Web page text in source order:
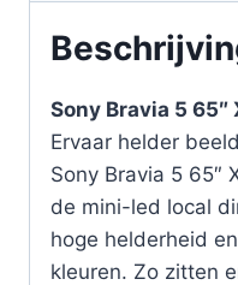
Sony Bravia 5
Ervaar helder
Sony Bravia 5 65″
de mini-led local
hoge helderheid
kleuren. Zo zitten